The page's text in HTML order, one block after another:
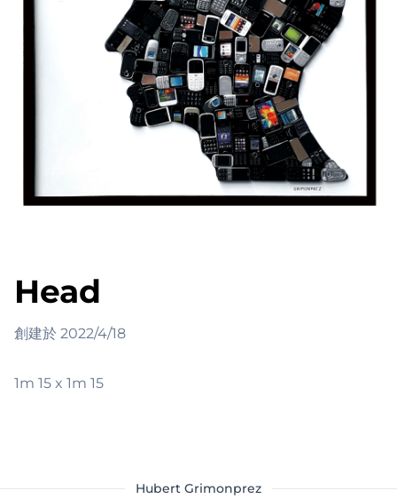
Head
創建於 2022/4/18
1m 15 x 1m 15
Hubert Grimonprez